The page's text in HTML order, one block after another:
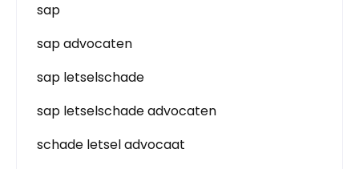
sap
sap advocaten
sap letselschade
sap letselschade advocaten
schade letsel advocaat